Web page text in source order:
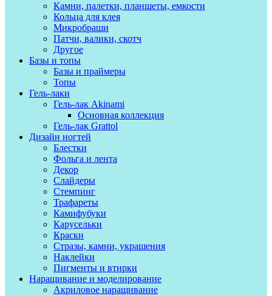
Камни, палетки, планшеты, емкости
Кольца для клея
Микробраши
Патчи, валики, скотч
Другое
Базы и топы
Базы и праймеры
Топы
Гель-лаки
Гель-лак Akinami
Основная коллекция
Гель-лак Grattol
Дизайн ногтей
Блестки
Фольга и лента
Декор
Слайдеры
Стемпинг
Трафареты
Камифубуки
Карусельки
Краски
Стразы, камни, украшения
Наклейки
Пигменты и втирки
Наращивание и моделирование
Акриловое наращивание